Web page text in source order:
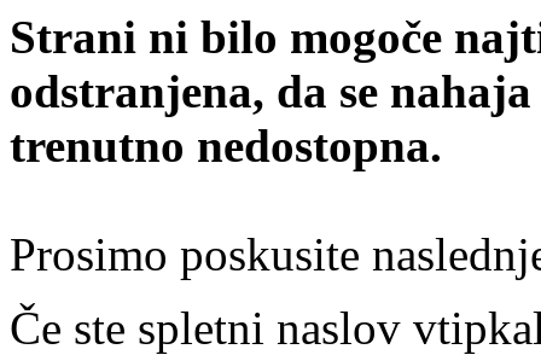
Strani ni bilo mogoče
odstranjena, da se
trenutno nedostopna.
Prosimo poskusite
Če ste spletni naslov